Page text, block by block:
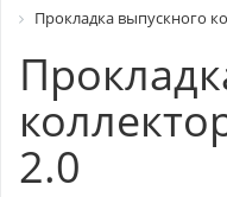
Прокладка выпускного
2.0